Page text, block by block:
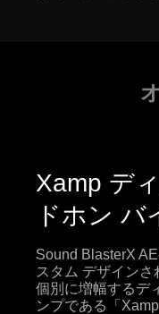
Xamp デ
ドホン バ
Sound BlasterX
スタム デザイン
個別に増幅するデ
ンプである「